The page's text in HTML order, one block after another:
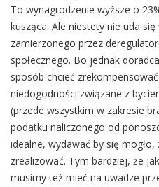
To wynagrodzenie wyższe o
kusząca. Ale niestety nie uda
zamierzonego przez
społecznego. Bo jednak
sposób chcieć
niedogodności związane z
(przede wszystkim w zakresie
podatku naliczonego od
idealne, wydawać by się
zrealizować. Tym bardziej, że
musimy też mieć na uwadze